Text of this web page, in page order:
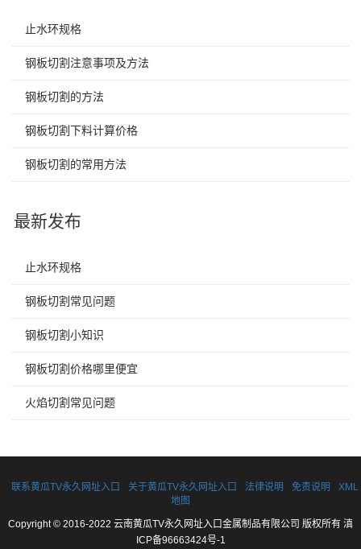
止水环规格
钢板切割注意事项及方法
钢板切割的方法
钢板切割下料计算价格
钢板切割的常用方法
最新发布
止水环规格
钢板切割常见问题
钢板切割小知识
钢板切割价格哪里便宜
火焰切割常见问题
联系黄瓜TV永久网址入口 关于黄瓜TV永久网址入口 法律说明 免责说明
XML
地图
Copyright © 2016-2022 云南黄瓜TV永久网址入口金属制品有限公司 版权所有 滇
ICP备96663424号-1